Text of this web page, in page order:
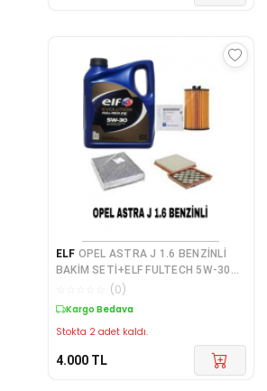
ELF OPEL ASTRA J 1.6 BENZİNLİ
BAKİM SETİ+ELF FULTECH 5W-30
DPF 5LT 2025 ÜRETİM YAG
(0)
Kargo Bedava
Stokta 2 adet kaldı.
4.000 TL